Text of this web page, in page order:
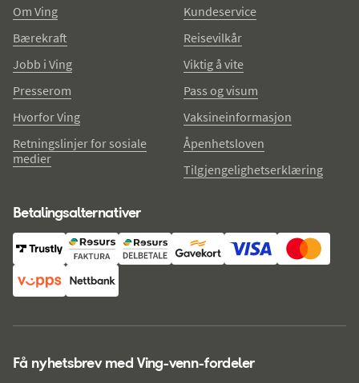
Om Ving
Bærekraft
Jobb i Ving
Presserom
Hvorfor Ving
Retningslinjer for sosiale
medier
Kundeservice
Reisevilkår
Viktig å vite
Pass og visum
Vaksineinformasjon
Åpenhetsloven
Tilgjengelighetserklæring
Betalingsalternativer
Få nyhetsbrev med Ving-venn-fordeler